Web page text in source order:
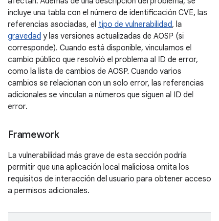
incluye una tabla con el número de identificación CVE, las
referencias asociadas, el tipo de vulnerabilidad, la
gravedad y las versiones actualizadas de AOSP (si
corresponde). Cuando está disponible, vinculamos el
cambio público que resolvió el problema al ID de error,
como la lista de cambios de AOSP. Cuando varios
cambios se relacionan con un solo error, las referencias
adicionales se vinculan a números que siguen al ID del
error.
Framework
La vulnerabilidad más grave de esta sección podría
permitir que una aplicación local maliciosa omita los
requisitos de interacción del usuario para obtener acceso
a permisos adicionales.